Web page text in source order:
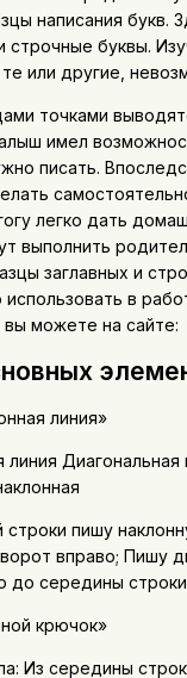
написания букв.
строчные буквы.
или другие,
точками
имел
писать.
легко дать
выполнить
заглавных и
в
вы можете на сайте:
линия»
линия Диагональная
строки пишу
вправо; Пишу
до середины
крючок»
Из середины